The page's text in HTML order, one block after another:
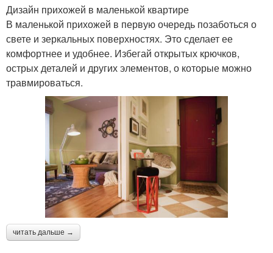
Дизайн прихожей в маленькой квартире
В маленькой прихожей в первую очередь позаботься о
свете и зеркальных поверхностях. Это сделает ее
комфортнее и удобнее. Избегай открытых крючков,
острых деталей и других элементов, о которые можно
травмироваться.
читать дальше →